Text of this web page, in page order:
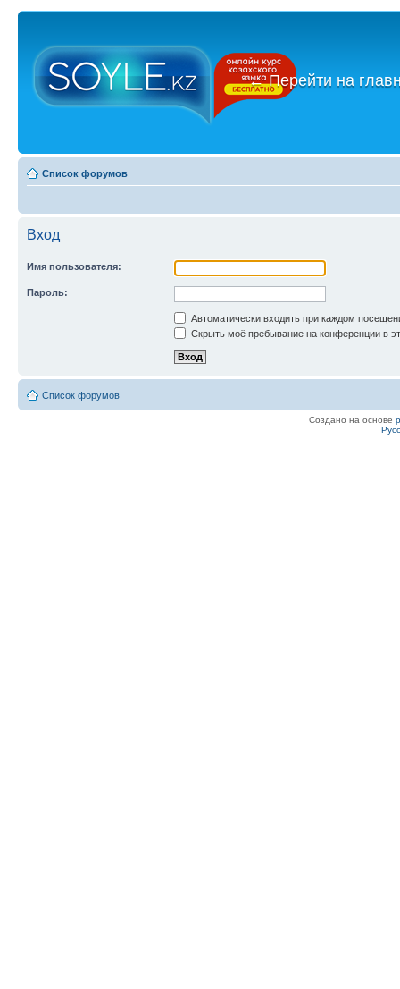
←Перейти на
Список форумов
Вход
Имя пользователя:
Пароль:
Автоматически входить при каждом
Скрыть моё пребывание на конференции в
Список форумов
Создано на основе